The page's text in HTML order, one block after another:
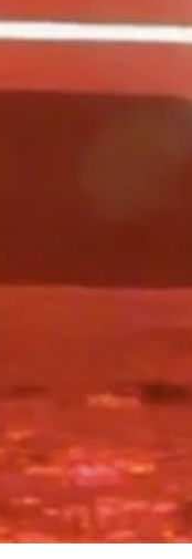
が競って開発中。
、早期警戒衛星や